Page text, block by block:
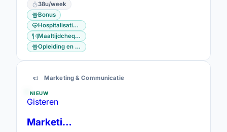
38u/week
Bonus
Hospitalisatieverzekering
Maaltijdcheques
Opleiding en vorming
Marketing & Communicatie
NIEUW
Gisteren
Marketing & Communication Officer